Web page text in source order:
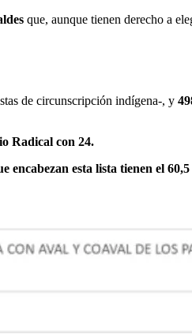
que, aunque tienen derecho a
de circunscripción indígena-, y
Radical con 24.
encabezan esta lista tienen el